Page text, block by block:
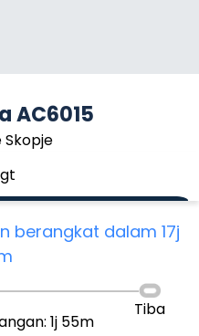
AC6015
Skopje
berangkat dalam 17j
1j 55m
Tiba